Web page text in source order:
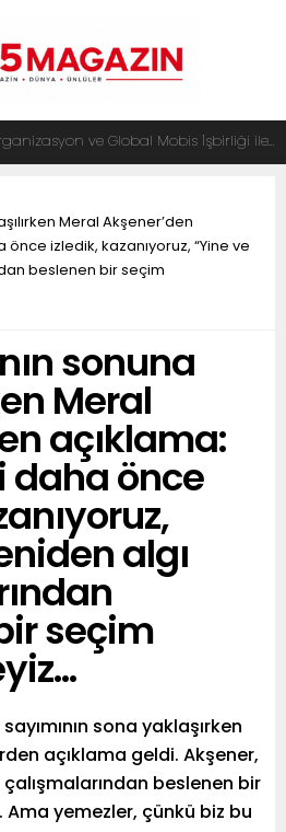
ADM Türkiye Organizasyon ve Global Mobis İşbirliği ile Halka Açık Motosiklet Festivali
Meral Akşener’den
önce izledik, kazanıyoruz, “Yine ve
beslenen bir seçim
sonuna
Meral
açıklama:
daha önce
algı
seçim
sona yaklaşırken
açıklama geldi. Akşener,
çalışmalarından beslenen bir
yemezler, çünkü biz bu